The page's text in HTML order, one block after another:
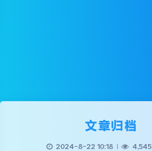
文章归档
2024-8-22 10:18 | 4,545